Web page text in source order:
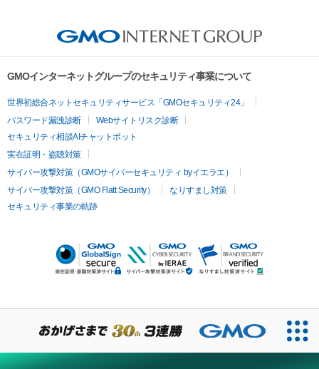
GMOインターネットグループのセキュリティ事業について
世界初総合ネットセキュリティサービス「GMOセキュリティ24」
パスワード漏洩診断
Webサイトリスク診断
セキュリティ相談AIチャットボット
実在証明・盗聴対策
サイバー攻撃対策（GMOサイバーセキュリティ byイエラエ）
サイバー攻撃対策（GMO Flatt Security）
なりすまし対策
セキュリティ事業の軌跡